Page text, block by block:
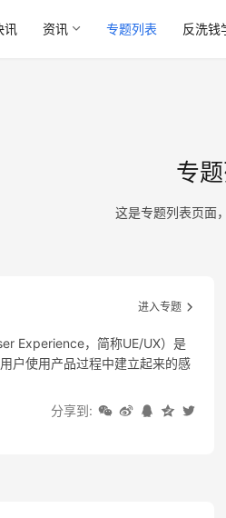
讯 资讯 专题列表 反洗钱
专
这是专题列表页面
进入专题
Experience，简称UE/UX）是
户使用产品过程中建立起来的感
分享到: